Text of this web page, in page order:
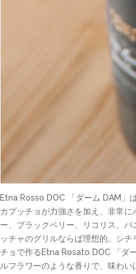
Etna Rosso DOC 「ダーム DAM」
カプッチョが力強さを加え、非常
ー、ブラックベリー、リコリス、
ッチャのグリルならば理想的。シ
チョで作るEtna Rosato DOC 「ダ
ルフラワーのような香りで、味わ